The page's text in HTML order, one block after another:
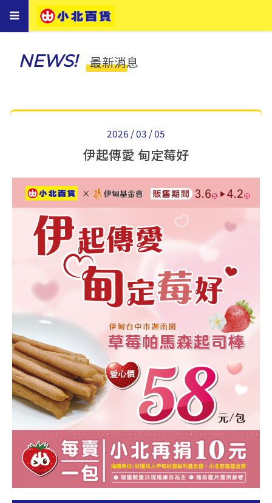
Toggle
navigation
NEWS! 最新消息
2026 / 03 / 05
伊起傳愛 甸定莓好